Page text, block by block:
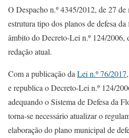
O Despacho n.º 4345/2012, de 27 de
estrutura tipo dos planos de defesa
âmbito do Decreto-Lei n.º 124/2006,
redação atual.
Com a publicação da Lei n.º 76/2017
e republica o Decreto-Lei n.º 124/
adequando o Sistema de Defesa da
torna-se necessário atualizar o
elaboração do plano municipal de